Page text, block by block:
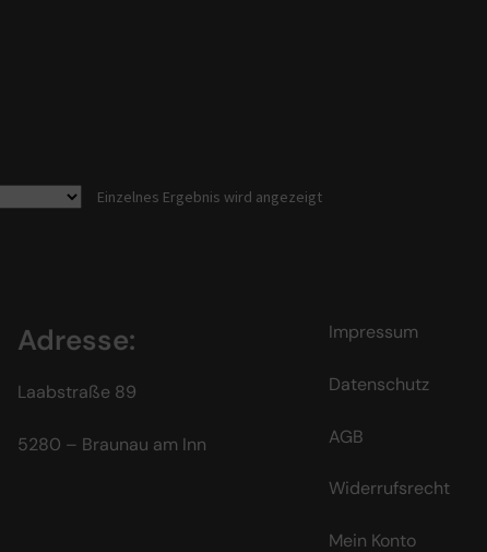
Einzelnes Ergebnis wird angezeigt
Adresse:
Laabstraße 89
5280 – Braunau am Inn
Impressum
Datenschutz
AGB
Widerrufsrecht
Mein Konto